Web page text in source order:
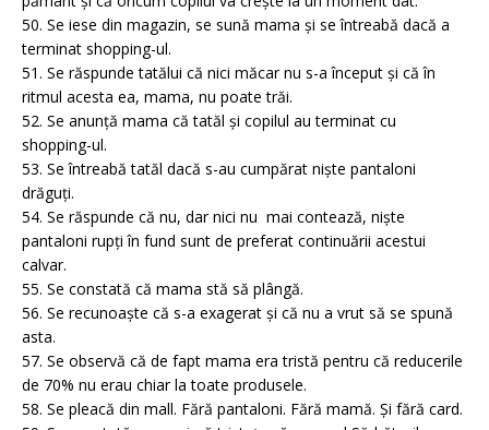
50. Se iese din magazin, se sună mama și se întreabă dacă a
terminat shopping-ul.
51. Se răspunde tatălui că nici măcar nu s-a început și că în
ritmul acesta ea, mama, nu poate trăi.
52. Se anunță mama că tatăl și copilul au terminat cu
shopping-ul.
53. Se întreabă tatăl dacă s-au cumpărat niște pantaloni
drăguți.
54. Se răspunde că nu, dar nici nu mai contează, niște
pantaloni rupți în fund sunt de preferat continuării acestui
calvar.
55. Se constată că mama stă să plângă.
56. Se recunoaște că s-a exagerat și că nu a vrut să se spună
asta.
57. Se observă că de fapt mama era tristă pentru că reducerile
de 70% nu erau chiar la toate produsele.
58. Se pleacă din mall. Fără pantaloni. Fără mamă. Și fără card.